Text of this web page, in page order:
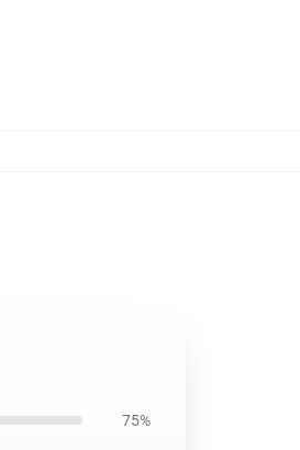
75%